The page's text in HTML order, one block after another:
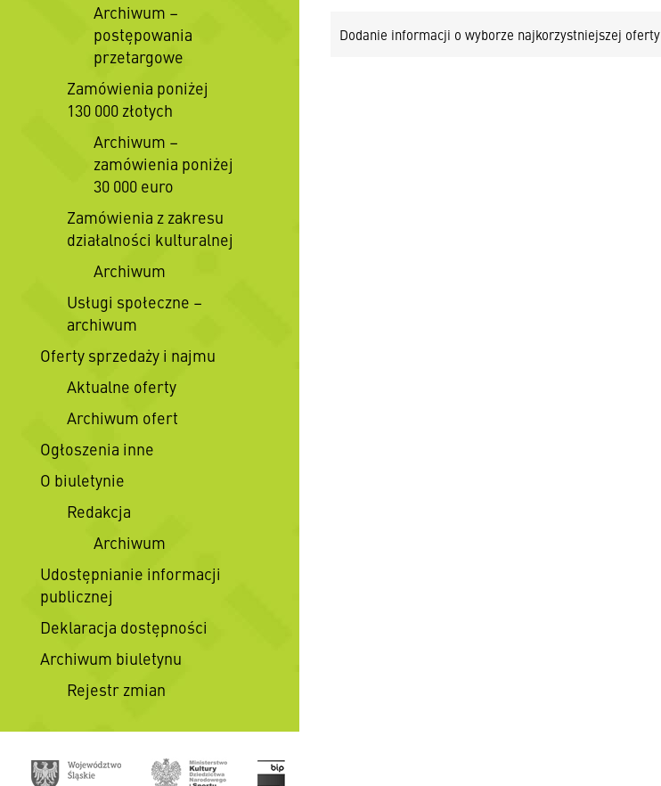
Archiwum –
postępowania
przetargowe
Zamówienia poniżej
130 000 złotych
Archiwum –
zamówienia poniżej
30 000 euro
Zamówienia z zakresu
działalności kulturalnej
Archiwum
Usługi społeczne –
archiwum
Oferty sprzedaży i najmu
Aktualne oferty
Archiwum ofert
Ogłoszenia inne
O biuletynie
Redakcja
Archiwum
Udostępnianie informacji
publicznej
Deklaracja dostępności
Archiwum biuletynu
Rejestr zmian
Dodanie informacji o wyborze najkorzystniejszej oferty